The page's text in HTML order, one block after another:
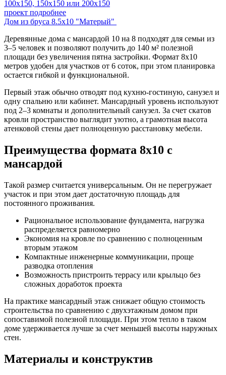
100х150, 150х150 или 200х150
проект подробнее
Дом из бруса 8.5х10 "Матерый"
Деревянные дома с мансардой 10 на 8 подходят для семьи из
3–5 человек и позволяют получить до 140 м² полезной
площади без увеличения пятна застройки. Формат 8х10
метров удобен для участков от 6 соток, при этом планировка
остается гибкой и функциональной.
Первый этаж обычно отводят под кухню-гостиную, санузел и
одну спальню или кабинет. Мансардный уровень используют
под 2–3 комнаты и дополнительный санузел. За счет скатов
кровли пространство выглядит уютно, а грамотная высота
атенковой стены дает полноценную расстановку мебели.
Преимущества формата 8х10 с
мансардой
Такой размер считается универсальным. Он не перегружает
участок и при этом дает достаточную площадь для
постоянного проживания.
Рациональное использование фундамента, нагрузка
распределяется равномерно
Экономия на кровле по сравнению с полноценным
вторым этажом
Компактные инженерные коммуникации, проще
разводка отопления
Возможность пристроить террасу или крыльцо без
сложных доработок проекта
На практике мансардный этаж снижает общую стоимость
строительства по сравнению с двухэтажным домом при
сопоставимой полезной площади. При этом тепло в таком
доме удерживается лучше за счет меньшей высоты наружных
стен.
Материалы и конструктив